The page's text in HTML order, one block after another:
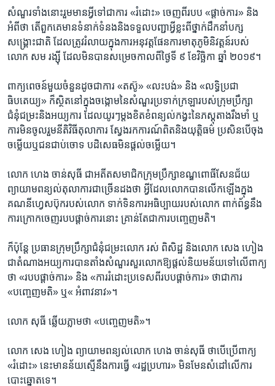
សំណួរ​ទាំង​នោះ​រួម​មាន​អ្វី​ទៅ​ជា​ការ «រំដោះ»​ ចេញ​ពី​របប​ «ផ្តាច់ការ» និង​
អំពី​ថា​ តើ​ពួកគេ​មាន​ទំនាក់​ទំនង​និងទទួល​បញ្ជាអ្វី​ខ្លះ​ពី​ថ្នាក់​ដឹកនាំ​បក្ស​
សង្គ្រោះ​ជាតិ ​ដែល​ត្រូវ​រំលាយក្នុង​ការ​អនុវត្ត​ផែនការ​មាតុភូមិ​និវត្តន៍​របស់​
លោក សម រង្ស៊ី​ ដែល​មិន​បាន​សម្រេច​កាល​ពី​ថ្ងៃទី​ ៩​ ខែ​វិច្ឆិកា ​ឆ្នាំ​ ២០១៩។
ពាក្យ​ពេចន៍​មួយ​ចំនួន​ដូច​ជា​ការ​ «តស៊ូ» «លះបង់» ​និង «លទ្ធិ​ប្រជា
ធិបតេយ្យ» ក៏​ស្ថិត​នៅ​ក្នុង​ចង្កោមនៃ​សំណួរ​ប្រទាក់​ក្រឡា​របស់​ក្រុមប្រឹក្សា​
ជំនុំជម្រះ​និង​អយ្យការ​ ដែល​យូរៗ​ម្តង​ខិត​ខំ​ពន្យល់​កង្វះ​នៃ​ភស្តុតាង​រឹងមាំ ឬ​
ការ​មិន​ចូលរួម​នីតិ​វិធី​តុលាការ​ ស្វែង​រក​ការណ៍​ពិត​និង​យុត្តិធម៌​ ប្រសិន​បើ​ចុង​
ចម្លើយ​ឬ​ជន​ជាប់​ចោទ​ បដិសេធ​មិន​ផ្តល់​ចម្លើយ។
លោក​ ហេង​ ចាន់សុធី​ ជា​អតីត​សមាជិក​ក្រុមប្រឹក្សា​ខណ្ឌពោធិ៍​សែនជ័យ
ព្យាយាម​ពន្យល់​តុលាការ​ជាច្រើនដងថា ​អ្វី​ដែល​លោក​បាន​លើក​ឡើង​ក្នុង​
គណនី​ហ្វេសប៊ុក​របស់​លោក​ ទាក់ទិន​ការ​អធិប្បាយ​របស់​លោក ពាក់​ព័ន្ធ​នឹង
ការ​ក្រោក​ចេញ​របប​ផ្តាច់ការ​នោះ​ គ្រាន់តែ​ជា​ការ​បញ្ចេញ​មតិ។
ក៏​ប៉ុន្តែ​ ប្រធាន​ក្រុមប្រឹក្សា​ជំនុំ​ជម្រះ​លោក រស់ ពិសិដ្ឋ​ និង​លោក សេង ហៀង
ជា​តំណាង​អយ្យការ​បាន​តាំង​សំណួរ​សួរ​លោក​ឱ្យ​ផ្ដល់​និយមន័យ​ទៅ​លើ​ពាក្យ​
ថា «របប​ផ្ដាច់ការ» និង «ការ​រំដោះ​ប្រទេស​ពី​របប​ផ្ដាច់ការ» ថា​ជា​ការ
«បញ្ចេញ​មតិ» ឬ« អំពាវ​នាវ»។
លោក​ សុធី ​ឆ្លើយ​ភ្លាម​ថា «បញ្ចេញ​មតិ»។​
លោក​ សេង ហៀង​ ព្យាយាម​ពន្យល់​លោក ហេង ចាន់សុធី​ ថា​បើ​ប្រើ​ពាក្យ
«រំដោះ» នេះមាន​ន័យ​ស្មើ​នឹង​ការ​ធ្វើ​ «រដ្ឋប្រហារ» មិន​មែន​សំដៅ​លើ​ការ​
បោះឆ្នោត​ទេ។